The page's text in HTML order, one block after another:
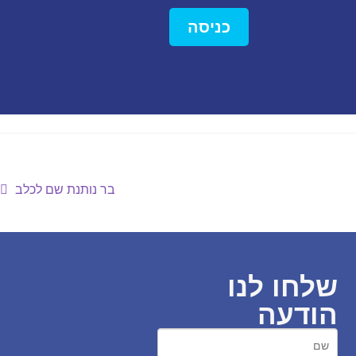
כניסה
בר נותנת שם לכלב
שלחו לנו
הודעה